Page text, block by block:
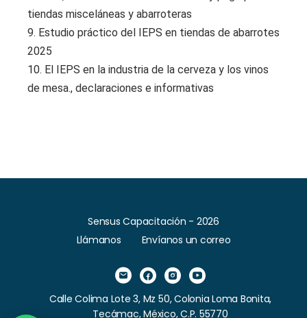
tiendas misceláneas y abarroteras
9. Estudio práctico del IEPS en tiendas de abarrotes
2025
10. El IEPS en la industria de la cerveza y los vinos
de mesa., declaraciones e informativas
Sensus Capacitación - 2026
Llámanos
Envíanos un correo
Calle Colima Lote 3, Mz 50, Colonia Loma Bonita,
Tecámac, México, C.P. 55770